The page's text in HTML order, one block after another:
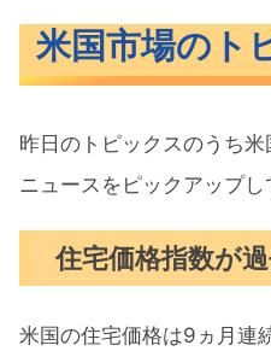
米国市場のト
昨日のトピックスのうち
ニュースをピックアップし
住宅価格指数が
米国の住宅価格は9ヵ月連